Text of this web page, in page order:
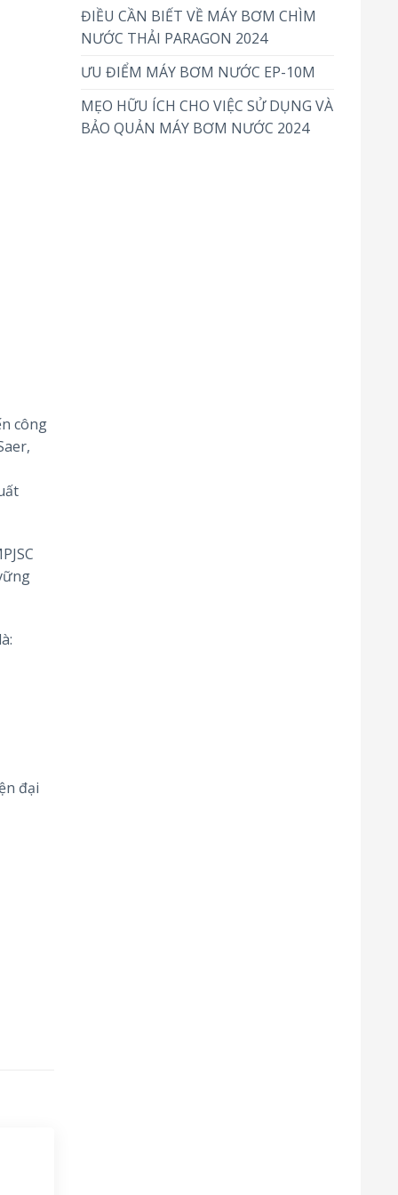
ĐIỀU CẦN BIẾT VỀ MÁY BƠM CHÌM
NƯỚC THẢI PARAGON 2024
ƯU ĐIỂM MÁY BƠM NƯỚC EP-10M
MẸO HỮU ÍCH CHO VIỆC SỬ DỤNG VÀ
BẢO QUẢN MÁY BƠM NƯỚC 2024
công
đại